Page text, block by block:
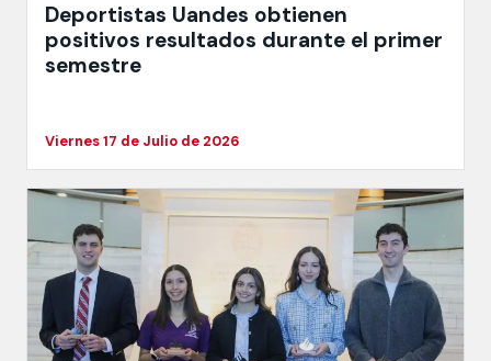
Deportistas Uandes obtienen
positivos resultados durante el primer
semestre
Viernes 17 de Julio de 2026